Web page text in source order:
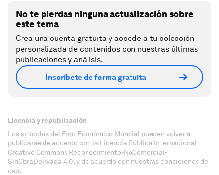
No te pierdas ninguna actualización sobre
este tema
Crea una cuenta gratuita y accede a tu colección
personalizada de contenidos con nuestras últimas
publicaciones y análisis.
Inscríbete de forma gratuita
Licencia y republicación
Los artículos del Foro Económico Mundial pueden volver a
publicarse de acuerdo con la Licencia Pública Internacional
Creative Commons Reconocimiento-NoComercial-
SinObraDerivada 4.0, y de acuerdo con nuestras condiciones de
uso.